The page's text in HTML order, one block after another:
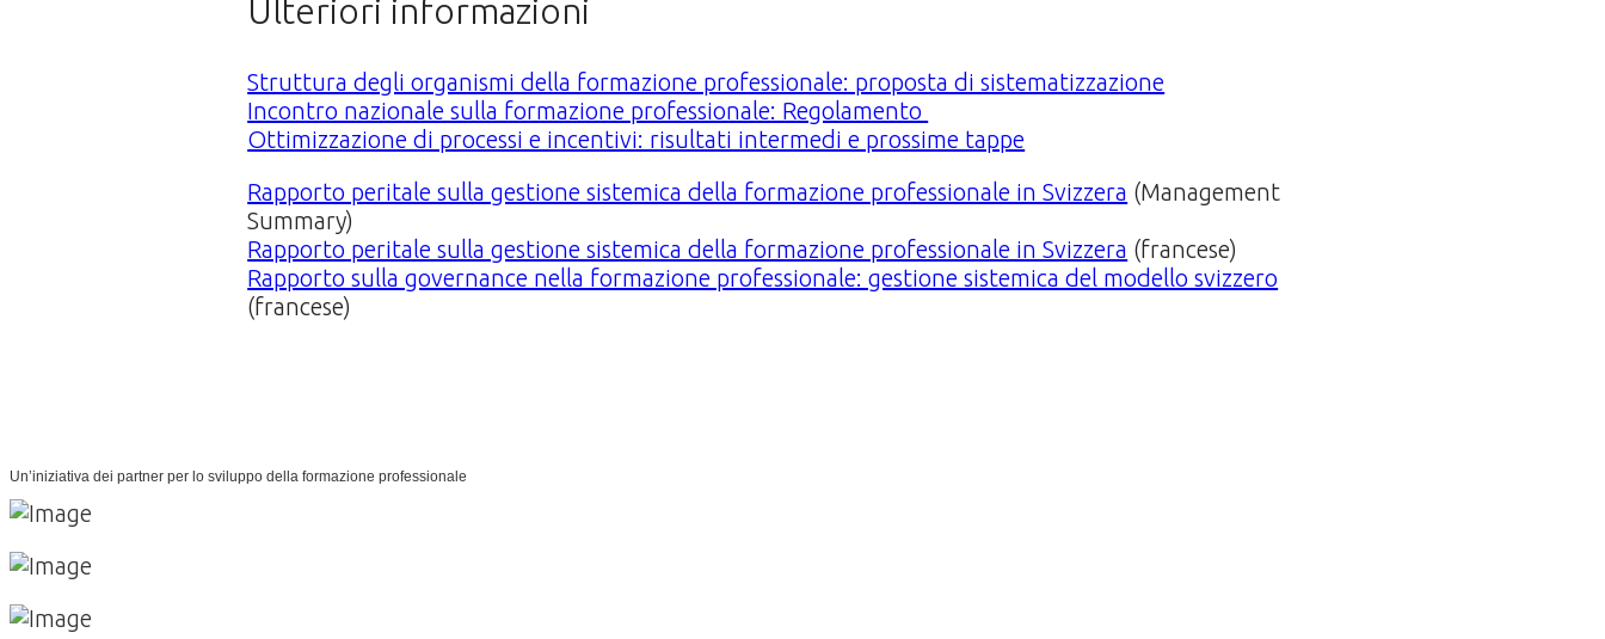
Ulteriori informazioni
Struttura degli organismi della formazione professionale: proposta di sistematizzazione
Incontro nazionale sulla formazione professionale: Regolamento
Ottimizzazione di processi e incentivi: risultati intermedi e prossime tappe
Rapporto peritale sulla gestione sistemica della formazione professionale in Svizzera (Management
Summary)
Rapporto peritale sulla gestione sistemica della formazione professionale in Svizzera (francese)
Rapporto sulla governance nella formazione professionale: gestione sistemica del modello svizzero
(francese)
Un’iniziativa dei partner per lo sviluppo della formazione professionale